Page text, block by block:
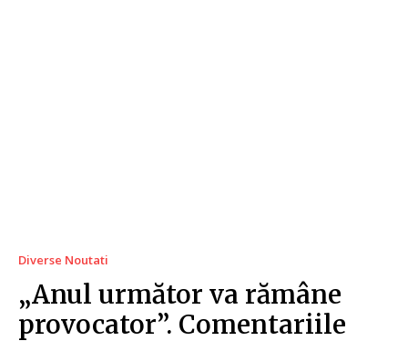
Diverse Noutati
„Anul următor va rămâne
provocator”. Comentariile